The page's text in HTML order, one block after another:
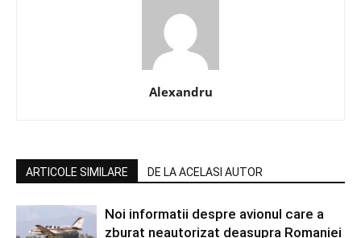
Alexandru
ARTICOLE SIMILARE DE LA ACELASI AUTOR
Noi informatii despre avionul care a
zburat neautorizat deasupra Romaniei